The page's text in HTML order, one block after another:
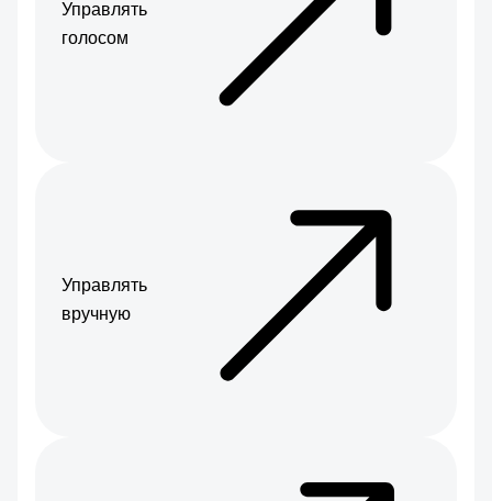
Управлять
голосом
Управлять
вручную